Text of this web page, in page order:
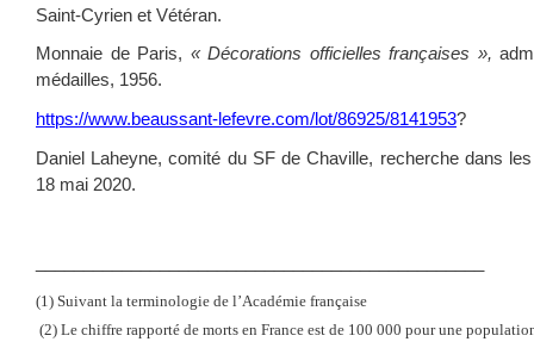
Saint-Cyrien et Vétéran.
Monnaie de Paris, « Décorations officielles françaises »,
médailles, 1956.
https://www.beaussant-lefevre.com/lot/86925/8141953?
Daniel Laheyne, comité du SF de Chaville, recherche dans les
18 mai 2020.
(1) Suivant la terminologie de l’Académie française
(2) Le chiffre rapporté de morts en France est de 100 000 pour une